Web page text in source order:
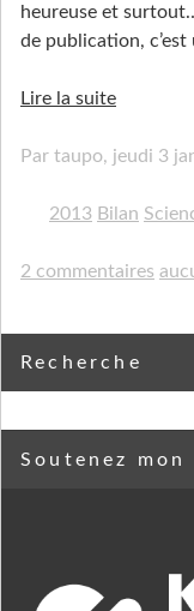
heureuse et
de publication, c’est
Lire la suite
Par taupo, jeudi 3
2013 Bilan
2 commentaires
Recherche
Soutenez